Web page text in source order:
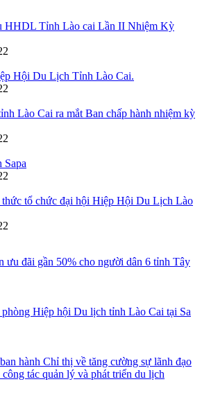
Tỉnh Lào cai Lần II Nhiệm Kỳ
Hội Du Lịch Tỉnh Lào Cai.
Lào Cai ra mắt Ban chấp hành nhiệm kỳ
Sapa
thức tổ chức đại hội Hiệp Hội Du Lịch Lào
ưu đãi gần 50% cho người dân 6 tỉnh Tây
Hiệp hội Du lịch tỉnh Lào Cai tại Sa
hành Chỉ thị về tăng cường sự lãnh đạo
tác quản lý và phát triển du lịch